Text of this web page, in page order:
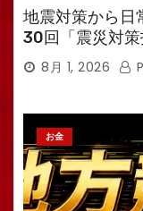
地震対策から日
30回「震災対
えるTV・高荷
8月 1, 2026
お金